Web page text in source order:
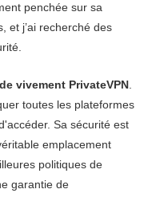
penchée sur sa
et j’ai recherché des
vivement PrivateVPN.
toutes les plateformes
Sa sécurité est
emplacement
politiques de
garantie de